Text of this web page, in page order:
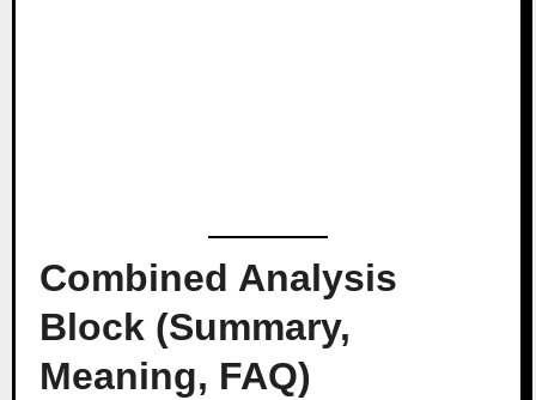
Combined Analysis
Block (Summary,
Meaning, FAQ)